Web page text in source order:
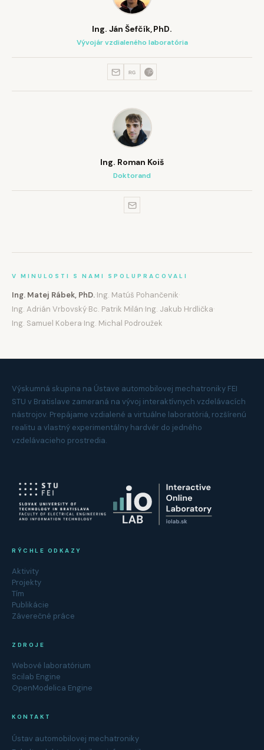
Ing. Ján Šefčík, PhD.
Vývojár vzdialeného laboratória
RG
Ing. Roman Koiš
Doktorand
V MINULOSTI S NAMI SPOLUPRACOVALI
Ing. Matej Rábek, PhD.·Ing. Matúš Pohančenik·
Ing. Adrián Vrbovský·Bc. Patrik Milán·Ing. Jakub Hrdlička·
Ing. Samuel Kobera·Ing. Michal Podroužek
Výskumná skupina na Ústave automobilovej mechatroniky FEI
STU v Bratislave zameraná na vývoj interaktívnych vzdelávacích
nástrojov. Prepájame vzdialené a virtuálne laboratóriá, rozšírenú
realitu a vlastný experimentálny hardvér do jedného
vzdelávacieho prostredia.
RÝCHLE ODKAZY
Aktivity
Projekty
Tím
Publikácie
Záverečné práce
ZDROJE
Webové laboratórium
Scilab Engine
OpenModelica Engine
KONTAKT
Ústav automobilovej mechatroniky